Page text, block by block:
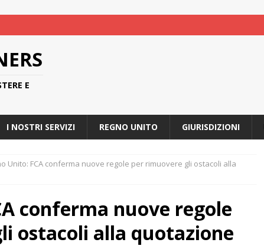
E
I NOSTRI SERVIZI REGNO UNITO GIURISDIZIONI
Unito: FCA conferma nuove regole per rimuovere gli ostacoli alla
conferma nuove regole
ostacoli alla quotazione